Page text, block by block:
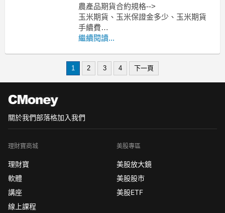
農產品期貨合約規格-->
玉米期貨、玉米保證金多少、玉米期貨
手續費
小麥期貨、小麥保證金多少、小麥期貨
手續費
繼續閱讀...
1 2 3 4 下一頁
關於我們部落格加入我們
理財寶商城
理財寶
軟體
講座
線上課程
美股專區
美股放大鏡
美股股市
美股ETF